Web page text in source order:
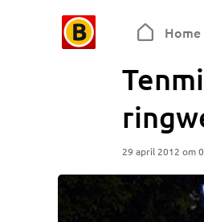
Home
29 april 2012 om